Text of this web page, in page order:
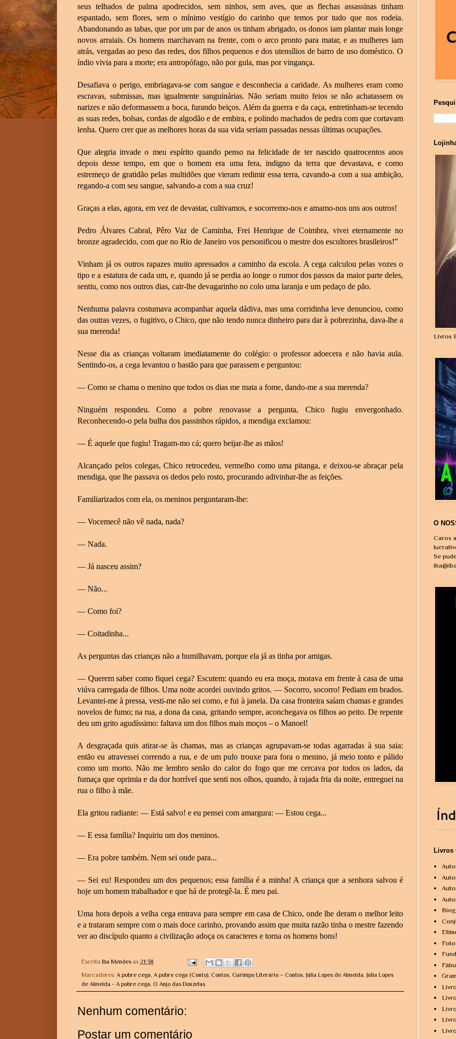
seus telhados de palma apodrecidos, sem ninhos, sem aves, que as flechas assassinas tinham
espantado, sem flores, sem o mínimo vestígio do carinho que temos por tudo que nos rodeia.
Abandonando as tabas, que por um par de anos os tinham abrigado, os donos iam plantar mais longe
novos arraiais. Os homens marchavam na frente, com o arco pronto para matar, e as mulheres iam
atrás, vergadas ao peso das redes, dos filhos pequenos e dos utensílios de barro de uso doméstico. O
índio vivia para a morte; era antropófago, não por gula, mas por vingança.
Desafiava o perigo, embriagava-se com sangue e desconhecia a caridade. As mulheres eram como
escravas, submissas, mas igualmente sanguinárias. Não seriam muito feios se não achatassem os
narizes e não deformassem a boca, furando beiços. Além da guerra e da caça, entretinham-se tecendo
as suas redes, bolsas, cordas de algodão e de embira, e polindo machados de pedra com que cortavam
lenha. Quero crer que as melhores horas da sua vida seriam passadas nessas últimas ocupações.
Que alegria invade o meu espírito quando penso na felicidade de ter nascido quatrocentos anos
depois desse tempo, em que o homem era uma fera, indigno da terra que devastava, e como
estremeço de gratidão pelas multidões que vieram redimir essa terra, cavando-a com a sua ambição,
regando-a com seu sangue, salvando-a com a sua cruz!
Graças a elas, agora, em vez de devastar, cultivamos, e socorremo-nos e amamo-nos uns aos outros!
Pedro Álvares Cabral, Pêro Vaz de Caminha, Frei Henrique de Coimbra, vivei eternamente no
bronze agradecido, com que no Rio de Janeiro vos personificou o mestre dos escultores brasileiros!”
Vinham já os outros rapazes muito apressados a caminho da escola. A cega calculou pelas vozes o
tipo e a estatura de cada um, e, quando já se perdia ao longe o rumor dos passos da maior parte deles,
sentiu, como nos outros dias, cair-lhe devagarinho no colo uma laranja e um pedaço de pão.
Nenhuma palavra costumava acompanhar aquela dádiva, mas uma corridinha leve denunciou, como
das outras vezes, o fugitivo, o Chico, que não tendo nunca dinheiro para dar à pobrezinha, dava-lhe a
sua merenda!
Nesse dia as crianças voltaram imediatamente do colégio: o professor adoecera e não havia aula.
Sentindo-os, a cega levantou o bastão para que parassem e perguntou:
— Como se chama o menino que todos os dias me mata a fome, dando-me a sua merenda?
Ninguém respondeu. Como a pobre renovasse a pergunta, Chico fugiu envergonhado.
Reconhecendo-o pela bulha dos passinhos rápidos, a mendiga exclamou:
— É aquele que fugiu! Tragam-mo cá; quero beijar-lhe as mãos!
Alcançado pelos colegas, Chico retrocedeu, vermelho como uma pitanga, e deixou-se abraçar pela
mendiga, que lhe passava os dedos pelo rosto, procurando adivinhar-lhe as feições.
Familiarizados com ela, os meninos perguntaram-lhe:
— Vocemecê não vê nada, nada?
— Nada.
— Já nasceu assim?
— Não...
— Como foi?
— Coitadinha...
As perguntas das crianças não a humilhavam, porque ela já as tinha por amigas.
— Querem saber como fiquei cega? Escutem: quando eu era moça, morava em frente à casa de uma
viúva carregada de filhos. Uma noite acordei ouvindo gritos. — Socorro, socorro! Pediam em brados.
Levantei-me à pressa, vesti-me não sei como, e fui à janela. Da casa fronteira saíam chamas e grandes
novelos de fumo; na rua, a dona da casa, gritando sempre, aconchegava os filhos ao peito. De repente
deu um grito agudíssimo: faltava um dos filhos mais moços – o Manoel!
A desgraçada quis atirar-se às chamas, mas as crianças agrupavam-se todas agarradas à sua saia:
então eu atravessei correndo a rua, e de um pulo trouxe para fora o menino, já meio tonto e pálido
como um morto. Não me lembro senão do calor do fogo que me cercava por todos os lados, da
fumaça que oprimia e da dor horrível que senti nos olhos, quando, à rajada fria da noite, entreguei na
rua o filho à mãe.
Ela gritou radiante: — Está salvo! e eu pensei com amargura: — Estou cega...
— E essa família? Inquiriu um dos meninos.
— Era pobre também. Nem sei onde para...
— Sei eu! Respondeu um dos pequenos; essa família é a minha! A criança que a senhora salvou é
hoje um homem trabalhador e que há de protegê-la. É meu pai.
Uma hora depois a velha cega entrava para sempre em casa de Chico, onde lhe deram o melhor leito
e a trataram sempre com o mais doce carinho, provando assim que muita razão tinha o mestre fazendo
ver ao discípulo quanto a civilização adoça os caracteres e torna os homens bons!
Escrito Iba Mendes às 21:38
Marcadores: A pobre cega, A pobre cega (Conto), Contos, Garimpo Literário – Contos, Júlia Lopes de Almeida, Júlia Lopes
de Almeida - A pobre cega, O Anjo das Donzelas
Nenhum comentário:
Postar um comentário
Livros
O
Caros
Se
Livros